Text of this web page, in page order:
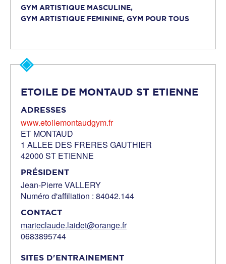
GYM ARTISTIQUE MASCULINE,
GYM ARTISTIQUE FEMININE, GYM POUR TOUS
ETOILE DE MONTAUD ST ETIENNE
ADRESSES
www.etoilemontaudgym.fr
ET MONTAUD
1 ALLEE DES FRERES GAUTHIER
42000 ST ETIENNE
PRÉSIDENT
Jean-Pierre VALLERY
Numéro d'affiliation : 84042.144
CONTACT
marieclaude.laidet@orange.fr
0683895744
SITES D'ENTRAINEMENT